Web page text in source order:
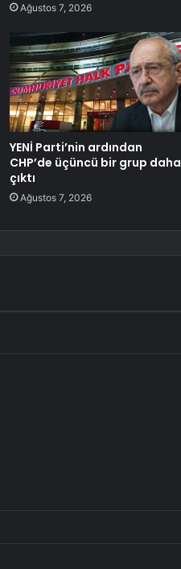
Ağustos 7, 2026
YENİ Parti’nin ardından
CHP’de üçüncü bir grup daha
çıktı
Ağustos 7, 2026